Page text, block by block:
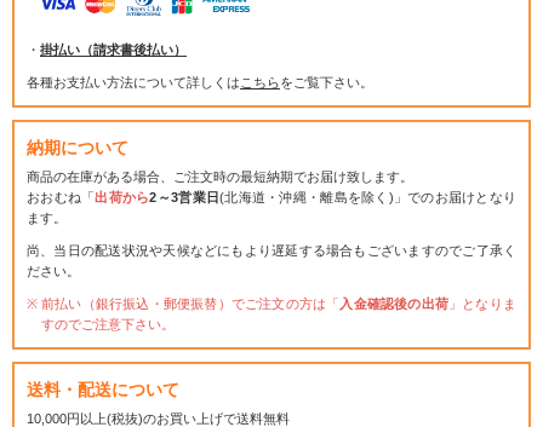
・ 掛払い（請求書後払い）
各種お支払い方法について詳しくは こちらをご覧下さい。
納期について
商品の在庫がある場合、ご注文時の最短納期でお届け致します。
おおむね「出荷から2～3営業日(北海道・沖縄・離島を除く)」でのお届けとなり
ます。
尚、当日の配送状況や天候などにもより遅延する場合もございますのでご了承く
ださい。
前払い（銀行振込・郵便振替）でご注文の方は「 入金確認後の出荷 」となりま
すのでご注意下さい。
送料・配送について
10,000円以上(税抜)のお買い上げで送料無料